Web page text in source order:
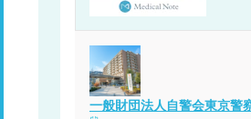
一般財団法人自警会東京警